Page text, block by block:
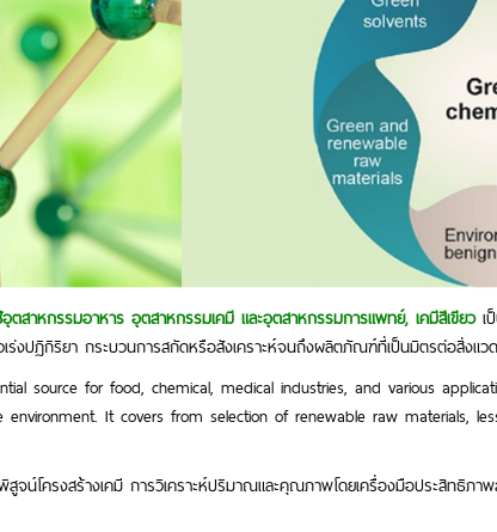
าหกรรมอาหาร อุตสาหกรรมเคมี และอุตสาหกรรมการแพทย์, เคมีสีเขียวเ
งปฏิกิริยา กระบวนการสกัดหรือสังเคราะห์จนถึงผลิตภัณฑ์ที่เป็นมิตรต่อสิ่งแว
source for food, chemical, medical industries, and various
It covers from selection of renewable raw materials,
โครงสร้างเคมี การวิเคราะห์ปริมาณและคุณภาพโดยเครื่องมือประสิทธิภา